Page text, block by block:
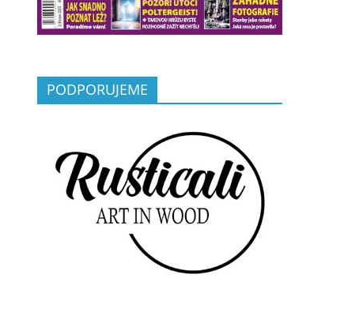
PODPORUJEME